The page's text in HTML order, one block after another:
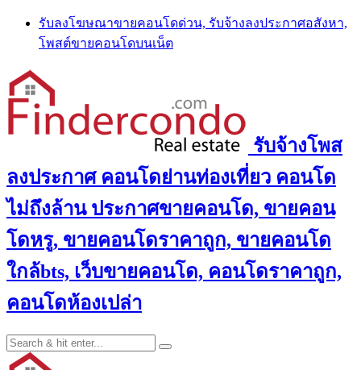
Skip
content
รับลงโฆษณาขายคอนโดด่วน, รับจ้างลงประกาศอสังหา,
โพสต์ขายคอนโดบนเน็ต
รับจ้างโพส
ลงประกาศ คอนโดย่านท่องเที่ยว คอนโด
ไม่ถึงล้าน ประกาศขายคอนโด, ขายคอน
โดหรู, ขายคอนโดราคาถูก, ขายคอนโด
ใกล้bts, เว็บขายคอนโด, คอนโดราคาถูก,
คอนโดห้องเปล่า